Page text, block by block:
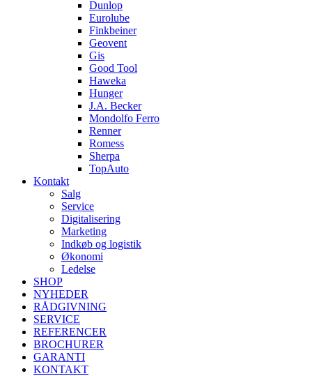
Dunlop
Eurolube
Finkbeiner
Geovent
Gis
Good Tool
Haweka
Hunger
J.A. Becker
Mondolfo Ferro
Renner
Romess
Sherpa
TopAuto
Kontakt
Salg
Service
Digitalisering
Marketing
Indkøb og logistik
Økonomi
Ledelse
SHOP
NYHEDER
RÅDGIVNING
SERVICE
REFERENCER
BROCHURER
GARANTI
KONTAKT